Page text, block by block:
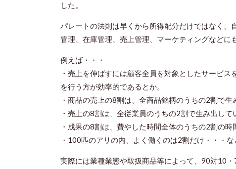
した。
パレートの法則は早くから所得配分だけではなく
管理、在庫管理、売上管理、マーケティングなどに
例えば・・・
・売上を伸ばすには顧客全員を対象としたサービ
を行う方が効率的であるとか。
・商品の売上の8割は、全商品銘柄のうちの2割で生
・売上の8割は、全従業員のうちの2割で生み出して
・成果の8割は、費やした時間全体のうちの2割の時
・100匹のアリの内、よく働くのは2割だけ・・・な
実際には業種業態や取扱商品等によって、90対10